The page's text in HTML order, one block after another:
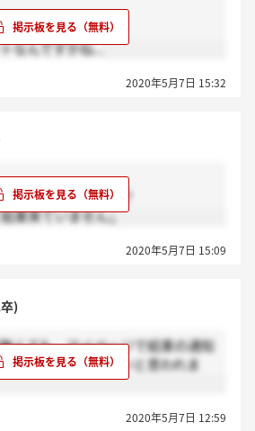
なんですかね...
2020年5月7日 15:32
知でしょうか、、？
果来ていません;;
2020年5月7日 15:09
)
くても、マイページで結果の通知
、確認した方が良いと思われま
2020年5月7日 12:59